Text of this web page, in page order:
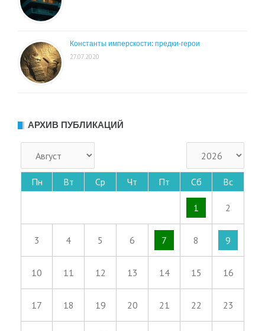
Константы имперскости: предки-герои
27.07.2020
АРХИВ ПУБЛИКАЦИЙ
Пн Вт Ср Чт Пт Сб Вс
1 2
3 4 5 6 7 8 9
10 11 12 13 14 15 16
17 18 19 20 21 22 23